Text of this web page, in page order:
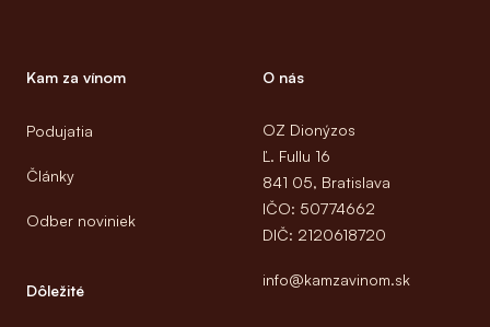
Kam za vínom
Podujatia
Články
Odber noviniek
Dôležité
O nás
OZ Dionýzos
Ľ. Fullu 16
841 05, Bratislava
IČO: 50774662
DIČ: 2120618720
info@kamzavinom.sk